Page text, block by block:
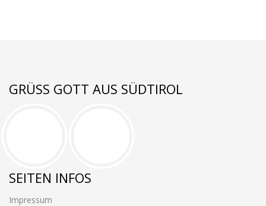
GRÜSS GOTT AUS SÜDTIROL
SEITEN INFOS
Impressum